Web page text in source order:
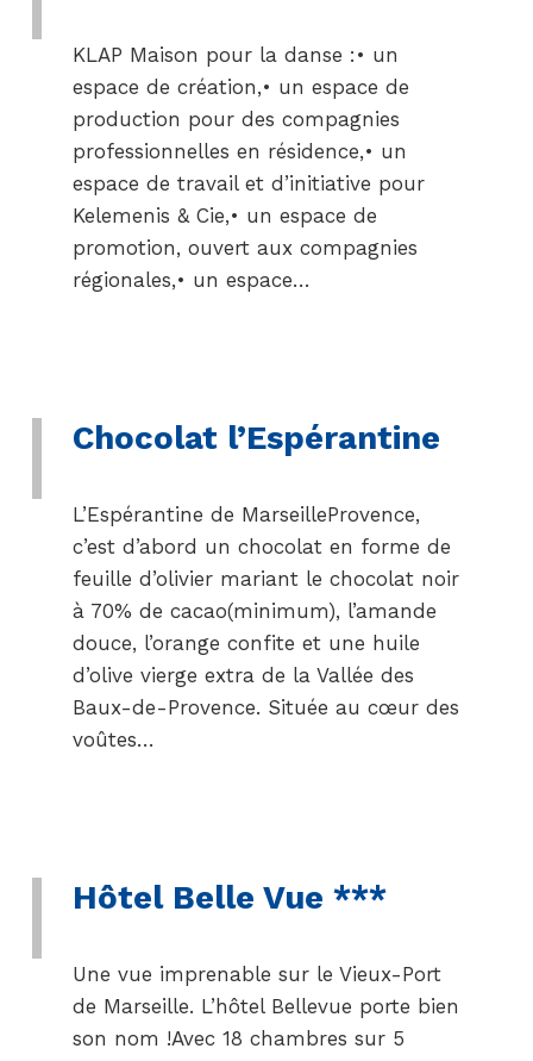
KLAP Maison pour la danse :• un
espace de création,• un espace de
production pour des compagnies
professionnelles en résidence,• un
espace de travail et d’initiative pour
Kelemenis & Cie,• un espace de
promotion, ouvert aux compagnies
régionales,• un espace…
Chocolat l’Espérantine
L’Espérantine de MarseilleProvence,
c’est d’abord un chocolat en forme de
feuille d’olivier mariant le chocolat noir
à 70% de cacao(minimum), l’amande
douce, l’orange confite et une huile
d’olive vierge extra de la Vallée des
Baux-de-Provence. Située au cœur des
voûtes…
Hôtel Belle Vue ***
Une vue imprenable sur le Vieux-Port
de Marseille. L’hôtel Bellevue porte bien
son nom !Avec 18 chambres sur 5